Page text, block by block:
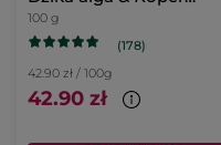
morski
100 g
(178)
42.90 zł / 100g
42.90 zł